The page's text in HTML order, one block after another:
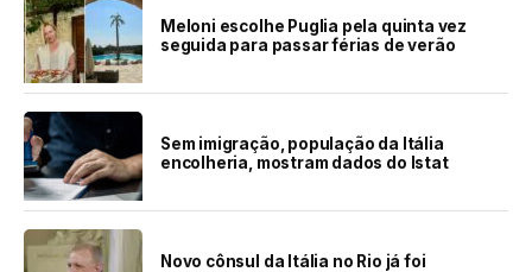
Meloni escolhe Puglia pela quinta vez
seguida para passar férias de verão
Sem imigração, população da Itália
encolheria, mostram dados do Istat
Novo cônsul da Itália no Rio já foi